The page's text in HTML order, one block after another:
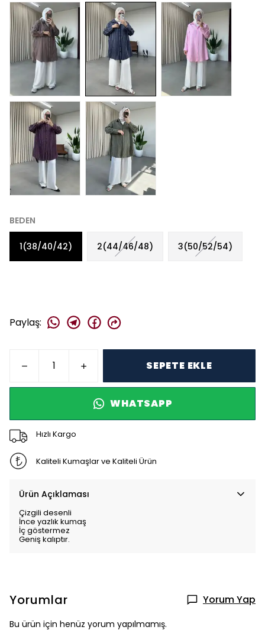
BEDEN
1(38/40/42) 2(44/46/48) 3(50/52/54)
Paylaş:
SEPETE EKLE
WHATSAPP
Hızlı Kargo
Kaliteli Kumaşlar ve Kaliteli Ürün
Ürün Açıklaması
Çizgili desenli
İnce yazlık kumaş
İç göstermez
Geniş kalıptır.
Yorumlar Yorum Yap
Bu ürün için henüz yorum yapılmamış.